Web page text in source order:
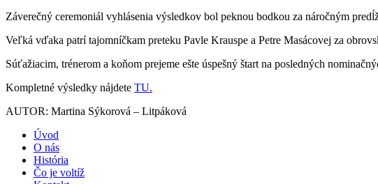
Záverečný ceremoniál vyhlásenia výsledkov bol peknou bodkou za náročným
Veľká vďaka patrí tajomníčkam preteku Pavle Krauspe a Petre Masácovej za
Súťažiacim, trénerom a koňom prejeme ešte úspešný štart na posledných
Kompletné výsledky nájdete TU.
AUTOR: Martina Sýkorová – Litpáková
Úvod
O nás
História
Čo je voltíž